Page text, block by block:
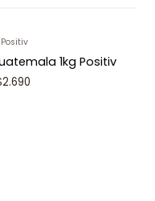
Positiv
1kg Positiv